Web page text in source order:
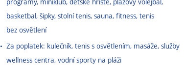
basketbal, šipky, stolní tenis, sauna, fitness, tenis
bez osvětlení
Za poplatek: kulečník, tenis s osvětlením, masáže, služby
wellness centra, vodní sporty na pláži